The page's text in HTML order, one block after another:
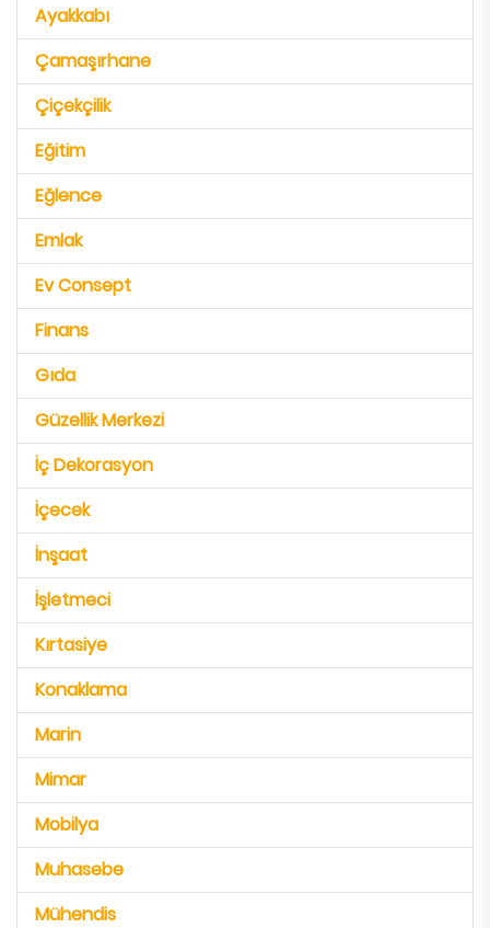
Ayakkabı
Çamaşırhane
Çiçekçilik
Eğitim
Eğlence
Emlak
Ev Consept
Finans
Gıda
Güzellik Merkezi
İç Dekorasyon
İçecek
İnşaat
İşletmeci
Kırtasiye
Konaklama
Marin
Mimar
Mobilya
Muhasebe
Mühendis